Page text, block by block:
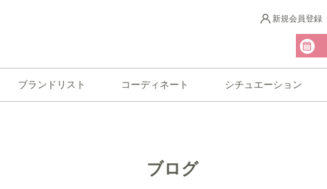
新規会員登録
ブランドリスト コーディネート シチュエーション
ブログ